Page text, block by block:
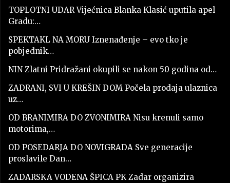
TOPLOTNI UDAR Vijećnica Blanka Klasić uputila apel
Gradu:…
SPEKTAKL NA MORU Iznenađenje – evo tko je
pobjednik…
NIN Zlatni Pridražani okupili se nakon 50 godina od…
ZADRANI, SVI U KREŠIN DOM Počela prodaja ulaznica
uz…
OD BRANIMIRA DO ZVONIMIRA Nisu krenuli samo
motorima,…
OD POSEDARJA DO NOVIGRADA Sve generacije
proslavile Dan…
ZADARSKA VODENA ŠPICA PK Zadar organizira